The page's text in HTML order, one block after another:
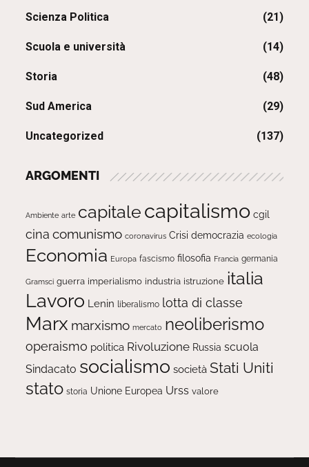
Scienza Politica (21)
Scuola e università (14)
Storia (48)
Sud America (29)
Uncategorized (137)
ARGOMENTI
Ambiente arte capitale capitalismo cgil
cina comunismo coronavirus Crisi democrazia ecologia
Economia Europa fascismo filosofia Francia germania
Gramsci guerra imperialismo industria istruzione italia
Lavoro Lenin liberalismo lotta di classe
Marx marxismo mercato neoliberismo
operaismo politica Rivoluzione Russia scuola
Sindacato socialismo società Stati Uniti
stato storia Unione Europea Urss valore